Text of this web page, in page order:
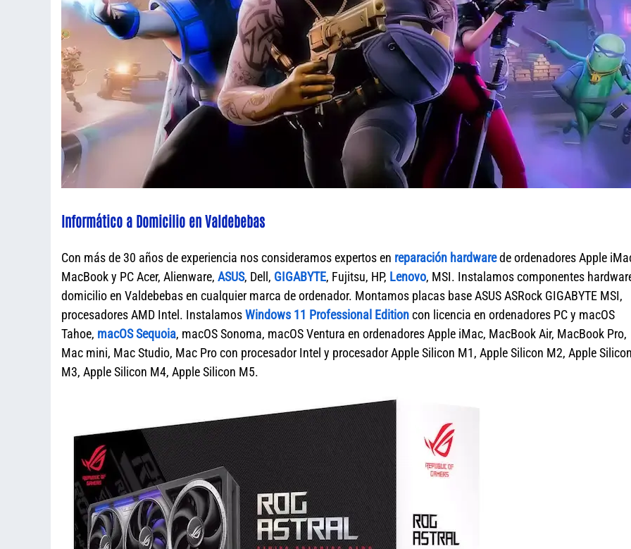
Informático a Domicilio en Valdebebas
Con más de 30 años de experiencia nos consideramos expertos en reparación hardwarede ordenadores Apple
MacBook y PC Acer, Alienware, ASUS, Dell, GIGABYTE, Fujitsu, HP, Lenovo, MSI. Instalamos componentes
domicilio en Valdebebas en cualquier marca de ordenador. Montamos placas base ASUS ASRock GIGABYTE MSI,
procesadores AMD Intel. InstalamosWindows 11 Professional Editioncon licencia en ordenadores PC y macOS
Tahoe, macOS Sequoia, macOS Sonoma, macOS Ventura en ordenadores Apple iMac, MacBook Air, MacBook Pro,
Mac mini, Mac Studio, Mac Pro con procesador Intel y procesador Apple Silicon M1, Apple Silicon M2, Apple
M3, Apple Silicon M4, Apple Silicon M5.